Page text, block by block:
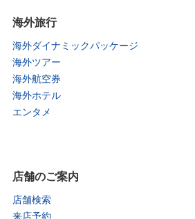
海外旅行
海外ダイナミックパッケージ
海外ツアー
海外航空券
海外ホテル
エンタメ
店舗のご案内
店舗検索
来店予約